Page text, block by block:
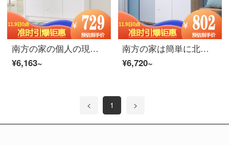
南方の家の個人の現代簡単な3つの下駄箱の客間は漆をあぶって明るくします。下駄箱の戸棚は収納します。明かりの白い3つの下駄箱の長さは約1.1 mです。
¥6,163~
南方の家は簡単に北欧の靴の箱の多機能の小さい戸棚の客間の戸棚の玄関の戸棚の家具S 3333 03靴の箱の3つの靴の箱の組み立てを予約します。
¥6,720~
< 1 >